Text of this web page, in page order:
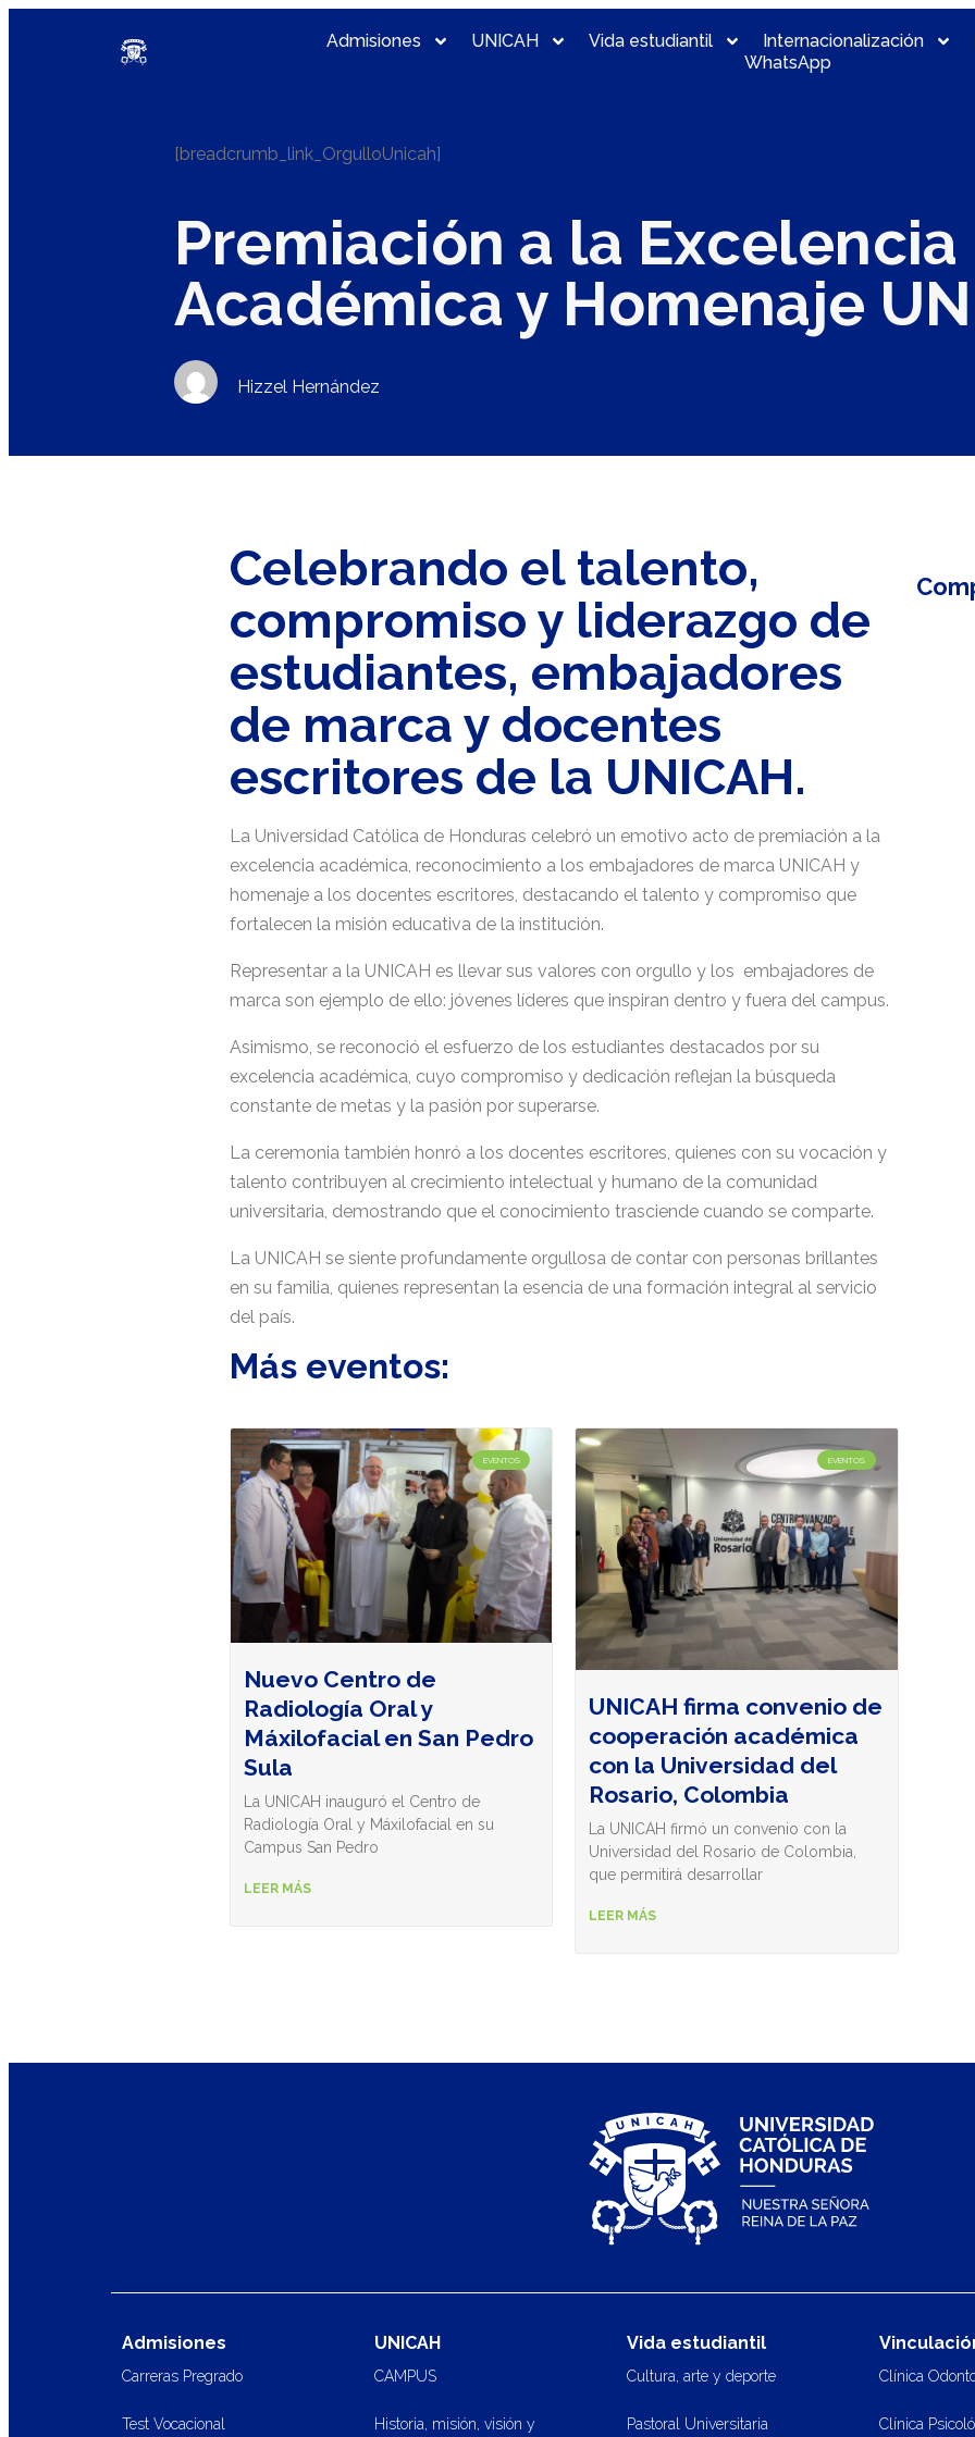
Admisiones UNICAH Vida estudiantil Internacionalización
WhatsApp
[breadcrumb_link_OrgulloUnicah]
Premiación a la Excelencia
Académica y Homenaje
Hizzel Hernández
Celebrando el talento,
compromiso y liderazgo de
estudiantes, embajadores
de marca y docentes
escritores de la UNICAH.
La Universidad Católica de Honduras celebró un emotivo acto de premiación a la
excelencia académica, reconocimiento a los embajadores de marca UNICAH y
homenaje a los docentes escritores, destacando el talento y compromiso que
fortalecen la misión educativa de la institución.
Representar a la UNICAH es llevar sus valores con orgullo y los embajadores de
marca son ejemplo de ello: jóvenes líderes que inspiran dentro y fuera del campus.
Asimismo, se reconoció el esfuerzo de los estudiantes destacados por su
excelencia académica, cuyo compromiso y dedicación reflejan la búsqueda
constante de metas y la pasión por superarse.
La ceremonia también honró a los docentes escritores, quienes con su vocación y
talento contribuyen al crecimiento intelectual y humano de la comunidad
universitaria, demostrando que el conocimiento trasciende cuando se comparte.
La UNICAH se siente profundamente orgullosa de contar con personas brillantes
en su familia, quienes representan la esencia de una formación integral al servicio
del país.
Más eventos:
EVENTOS
Nuevo Centro de
Radiología Oral y
Máxilofacial en San Pedro
Sula
La UNICAH inauguró el Centro de
Radiología Oral y Máxilofacial en su
Campus San Pedro
LEER MÁS
EVENTOS
UNICAH firma convenio de
cooperación académica
con la Universidad del
Rosario, Colombia
La UNICAH firmó un convenio con la
Universidad del Rosario de Colombia,
que permitirá desarrollar
LEER MÁS
Admisiones
Carreras Pregrado
Test Vocacional
UNICAH
CAMPUS
Historia, misión, visión y
Vida estudiantil
Cultura, arte y deporte
Pastoral Universitaria
Clínica
Clínica